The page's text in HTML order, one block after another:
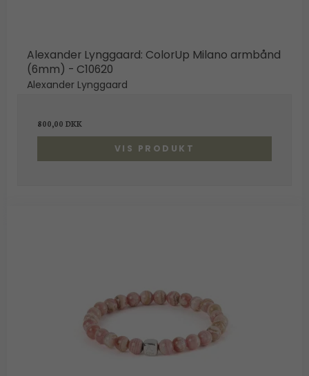
Alexander Lynggaard: ColorUp Milano armbånd
(6mm) - C10620
Alexander Lynggaard
800,00 DKK
VIS PRODUKT